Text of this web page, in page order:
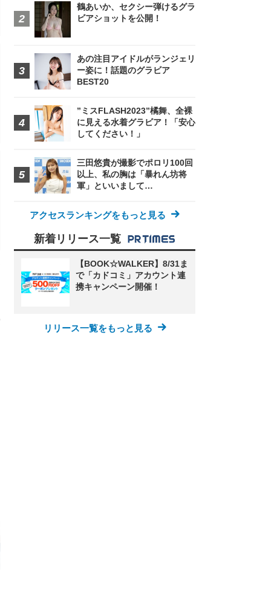
鶴あいか、セクシー弾けるグラ
ビアショットを公開！
あの注目アイドルがランジェリ
ー姿に！話題のグラビア
BEST20
”ミスFLASH2023”橘舞、全裸
に見える水着グラビア！「安心
してください！」
三田悠貴が撮影でポロリ100回
以上、私の胸は「暴れん坊将
軍」といいまして…
アクセスランキングをもっと見る
新着リリース一覧
【BOOK☆WALKER】8/31ま
で「カドコミ」アカウント連
携キャンペーン開催！
リリース一覧をもっと見る